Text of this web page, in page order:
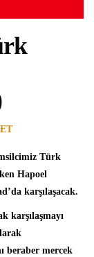
Türk
Hapoel
karşılaşacak.
karşılaşmayı
beraber mercek